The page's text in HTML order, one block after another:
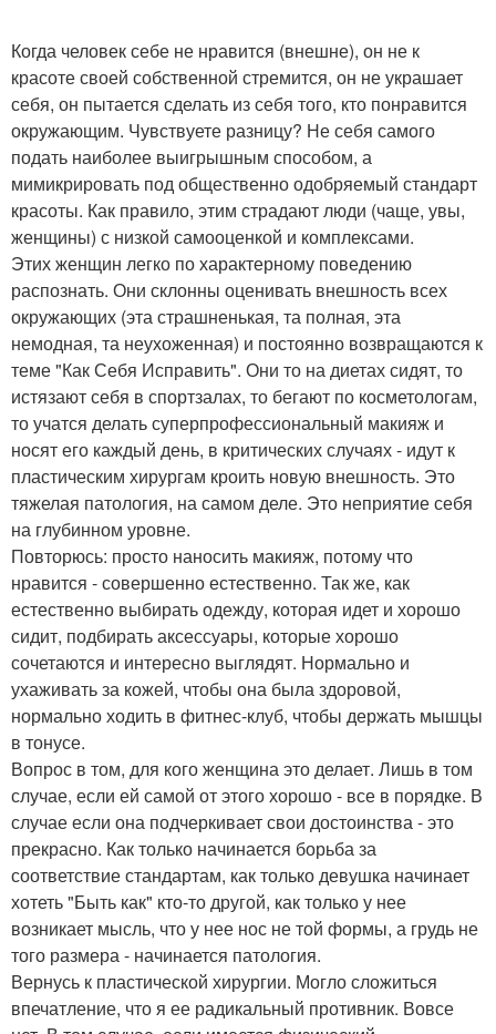
Когда человек себе не нравится (внешне), он не к
красоте своей собственной стремится, он не украшает
себя, он пытается сделать из себя того, кто понравится
окружающим. Чувствуете разницу? Не себя самого
подать наиболее выигрышным способом, а
мимикрировать под общественно одобряемый стандарт
красоты. Как правило, этим страдают люди (чаще, увы,
женщины) с низкой самооценкой и комплексами.
Этих женщин легко по характерному поведению
распознать. Они склонны оценивать внешность всех
окружающих (эта страшненькая, та полная, эта
немодная, та неухоженная) и постоянно возвращаются к
теме "Как Себя Исправить". Они то на диетах сидят, то
истязают себя в спортзалах, то бегают по косметологам,
то учатся делать суперпрофессиональный макияж и
носят его каждый день, в критических случаях - идут к
пластическим хирургам кроить новую внешность. Это
тяжелая патология, на самом деле. Это неприятие себя
на глубинном уровне.
Повторюсь: просто наносить макияж, потому что
нравится - совершенно естественно. Так же, как
естественно выбирать одежду, которая идет и хорошо
сидит, подбирать аксессуары, которые хорошо
сочетаются и интересно выглядят. Нормально и
ухаживать за кожей, чтобы она была здоровой,
нормально ходить в фитнес-клуб, чтобы держать мышцы
в тонусе.
Вопрос в том, для кого женщина это делает. Лишь в том
случае, если ей самой от этого хорошо - все в порядке. В
случае если она подчеркивает свои достоинства - это
прекрасно. Как только начинается борьба за
соответствие стандартам, как только девушка начинает
хотеть "Быть как" кто-то другой, как только у нее
возникает мысль, что у нее нос не той формы, а грудь не
того размера - начинается патология.
Вернусь к пластической хирургии. Могло сложиться
впечатление, что я ее радикальный противник. Вовсе